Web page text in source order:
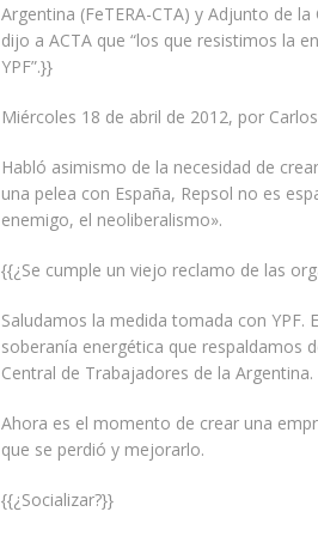
Argentina (FeTERA-CTA) y Adjunto de
dijo a ACTA que “los que resistimos la
YPF”.}}
Miércoles 18 de abril de 2012, por
Habló asimismo de la necesidad de
una pelea con España, Repsol no es
enemigo, el neoliberalismo».
{{¿Se cumple un viejo reclamo de las
Saludamos la medida tomada con YPF.
soberanía energética que respaldamos
Central de Trabajadores de la Argentina.
Ahora es el momento de crear una
que se perdió y mejorarlo.
{{¿Socializar?}}